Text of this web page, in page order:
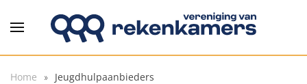
Overslaan en naar de inhoud gaan
Home Jeugdhulpaanbieders